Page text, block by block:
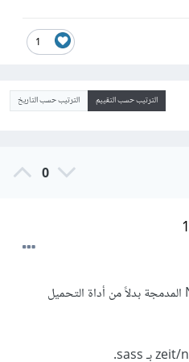
1
الترتيب حسب التقييم الترتيب حسب التاريخ
0
استخدم أداة تحميل Next.js CSS المدمجة بدلاً من أداة التحميل